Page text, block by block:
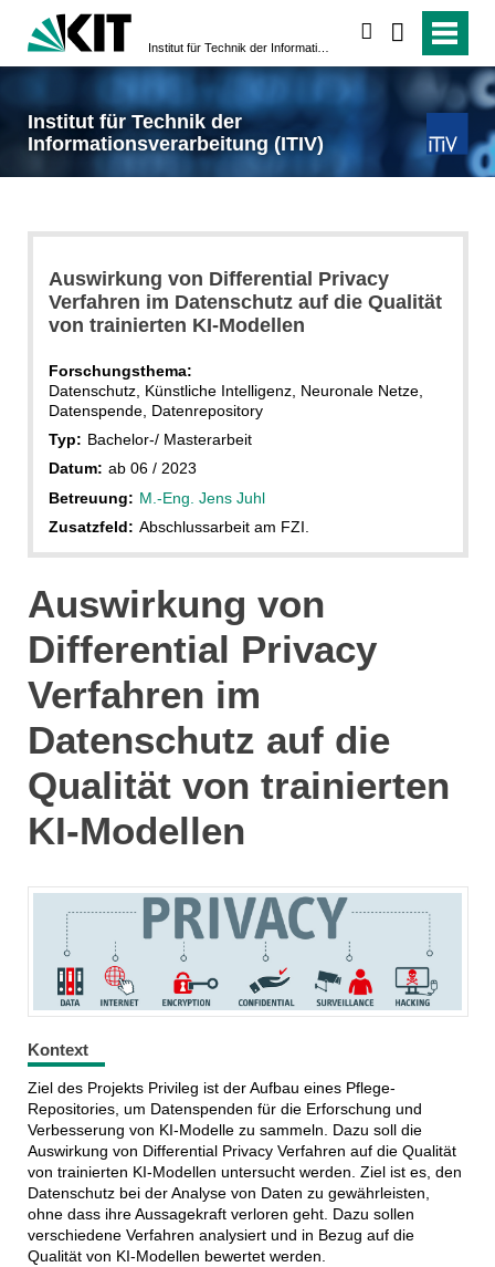
Institut für Technik der
Informationsverarbeitung (ITIV)
Auswirkung von Differential Privacy
Verfahren im Datenschutz auf die Qualität
von trainierten KI-Modellen
Forschungsthema:
Datenschutz, Künstliche Intelligenz, Neuronale Netze,
Datenspende, Datenrepository
Typ: Bachelor-/ Masterarbeit
Datum: ab 06 / 2023
Betreuung: M.-Eng. Jens Juhl
Zusatzfeld: Abschlussarbeit am FZI.
Auswirkung von
Differential Privacy
Verfahren im
Datenschutz auf die
Qualität von trainierten
KI-Modellen
Kontext
Ziel des Projekts Privileg ist der Aufbau eines Pflege-
Repositories, um Datenspenden für die Erforschung und
Verbesserung von KI-Modelle zu sammeln. Dazu soll die
Auswirkung von Differential Privacy Verfahren auf die Qualität
von trainierten KI-Modellen untersucht werden. Ziel ist es, den
Datenschutz bei der Analyse von Daten zu gewährleisten,
ohne dass ihre Aussagekraft verloren geht. Dazu sollen
verschiedene Verfahren analysiert und in Bezug auf die
Qualität von KI-Modellen bewertet werden.